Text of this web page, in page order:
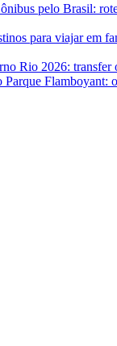
pelo Brasil:
para viajar em
Rio 2026: transfer
Parque Flamboyant: